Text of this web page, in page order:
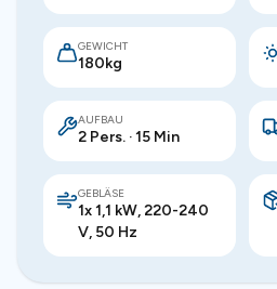
GEWICHT
180kg
AUFBAU
2 Pers. · 15 Min
GEBLÄSE
1x 1,1 kW, 220-240
V, 50 Hz